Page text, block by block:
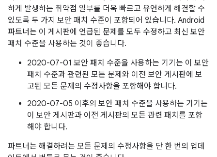
하게 발생하는 취약점 일부를 더욱 빠르고 유연하게 해결할 수
있도록 두 가지 보안 패치 수준이 포함되어 있습니다. Android
파트너는 이 게시판에 언급된 문제를 모두 수정하고 최신 보안
패치 수준을 사용하는 것이 좋습니다.
2020-07-01 보안 패치 수준을 사용하는 기기는 이 보안
패치 수준과 관련된 모든 문제와 이전 보안 게시판에 보
고된 모든 문제의 수정사항을 포함해야 합니다.
2020-07-05 이후의 보안 패치 수준을 사용하는 기기는
이 보안 게시판과 이전 게시판의 모든 관련 패치를 포함
해야 합니다.
파트너는 해결하려는 모든 문제의 수정사항을 단 한 번의 업데